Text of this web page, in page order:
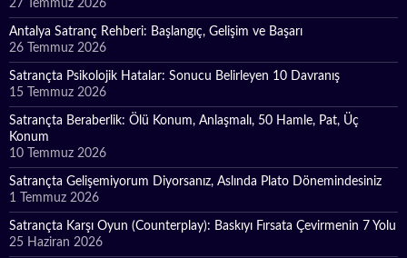
27 Temmuz 2026
Antalya Satranç Rehberi: Başlangıç, Gelişim ve Başarı
26 Temmuz 2026
Satrançta Psikolojik Hatalar: Sonucu Belirleyen 10 Davranış
15 Temmuz 2026
Satrançta Beraberlik: Ölü Konum, Anlaşmalı, 50 Hamle, Pat, Üç
Konum
10 Temmuz 2026
Satrançta Gelişemiyorum Diyorsanız, Aslında Plato Dönemindesiniz
1 Temmuz 2026
Satrançta Karşı Oyun (Counterplay): Baskıyı Fırsata Çevirmenin 7 Yolu
25 Haziran 2026